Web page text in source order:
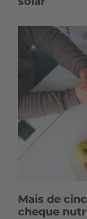
Mais de
cheque